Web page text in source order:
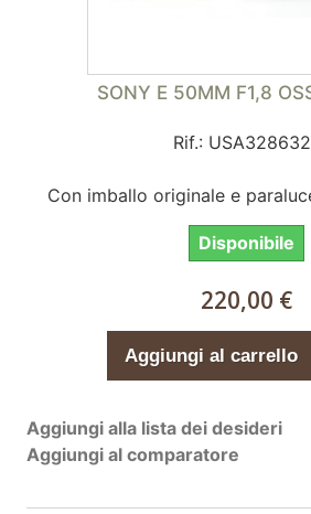
SONY E 50MM F1,8
Rif.:
Con imballo originale e
Disponibile
220,00 €
Aggiungi al carrello
Aggiungi alla lista dei desideri
Aggiungi al comparatore